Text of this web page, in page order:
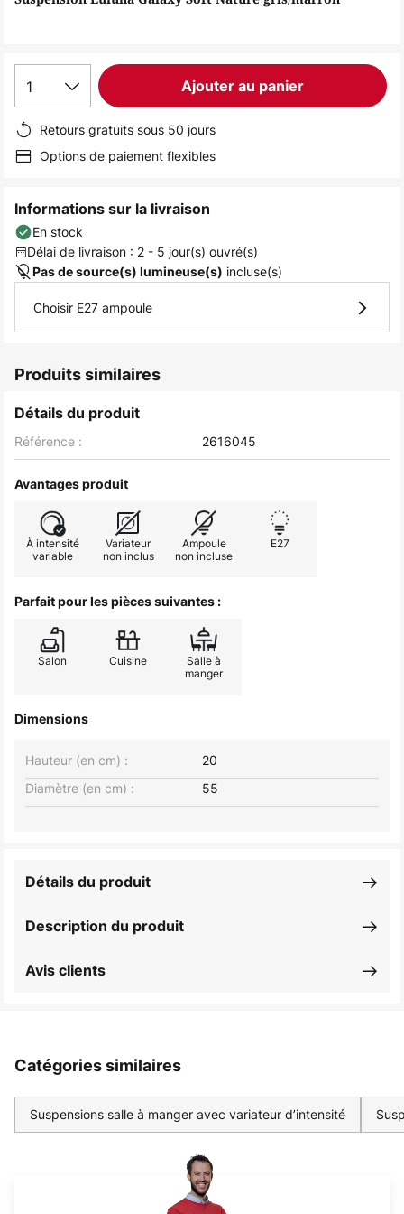
1 Ajouter au panier
Retours gratuits sous 50 jours
Options de paiement flexibles
Informations sur la livraison
En stock
Délai de livraison : 2 - 5 jour(s) ouvré(s)
Pas de source(s) lumineuse(s) incluse(s)
Choisir E27 ampoule
Produits similaires
Détails du produit
Référence : 2616045
Avantages produit
À intensité
variable
Variateur
non inclus
Ampoule
non incluse
E27
Parfait pour les pièces suivantes :
Salon Cuisine
Salle à
manger
Dimensions
Hauteur (en cm) :
20
Diamètre (en cm) :
55
Description du produit
Détails du produit
Avis clients
Catégories similaires
Suspensions salle à manger avec variateur d’intensité